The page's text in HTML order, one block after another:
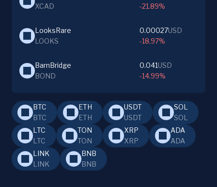
XCAD
-21.89%
LooksRare
LOOKS
0.00027USD
-18.97%
BarnBridge
BOND
0.041USD
-14.99%
BTC
BTC
ETH
ETH
USDT
USDT
SOL
SOL
LTC
LTC
TON
TON
XRP
XRP
ADA
ADA
LINK
LINK
BNB
BNB